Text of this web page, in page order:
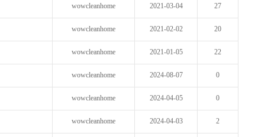
wowcleanhome 2021-03-04 27
wowcleanhome 2021-02-02 20
wowcleanhome 2021-01-05 22
wowcleanhome 2024-08-07 0
wowcleanhome 2024-04-05 0
wowcleanhome 2024-04-03 2